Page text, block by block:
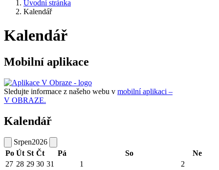
Úvodní stránka
Kalendář
Kalendář
Mobilní aplikace
Sledujte informace z našeho webu v mobilní aplikaci –
V OBRAZE.
Kalendář
Srpen2026
Po Út St Čt Pá So
Ne
27 28 29 30 31 1 2